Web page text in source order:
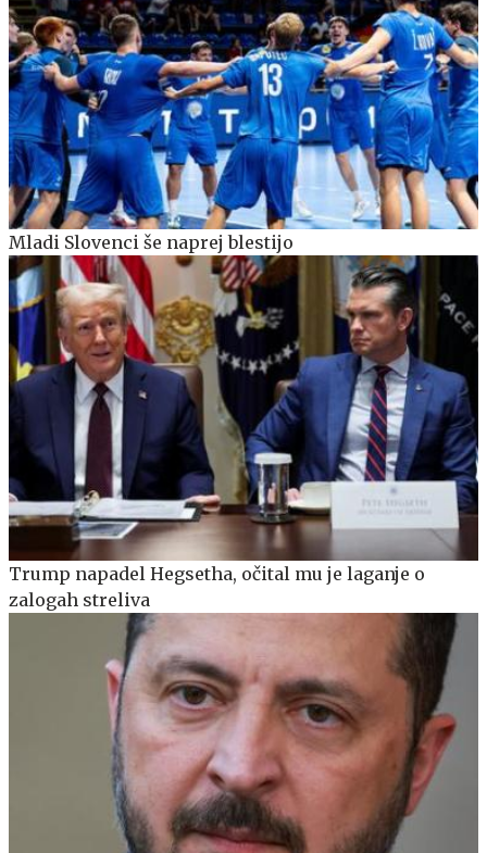
Mladi Slovenci še naprej blestijo
Trump napadel Hegsetha, očital mu je laganje o
zalogah streliva